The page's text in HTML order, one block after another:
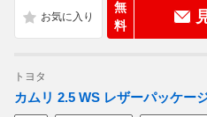
無
料
トヨタ
カムリ 2.5 WS レザーパッケー